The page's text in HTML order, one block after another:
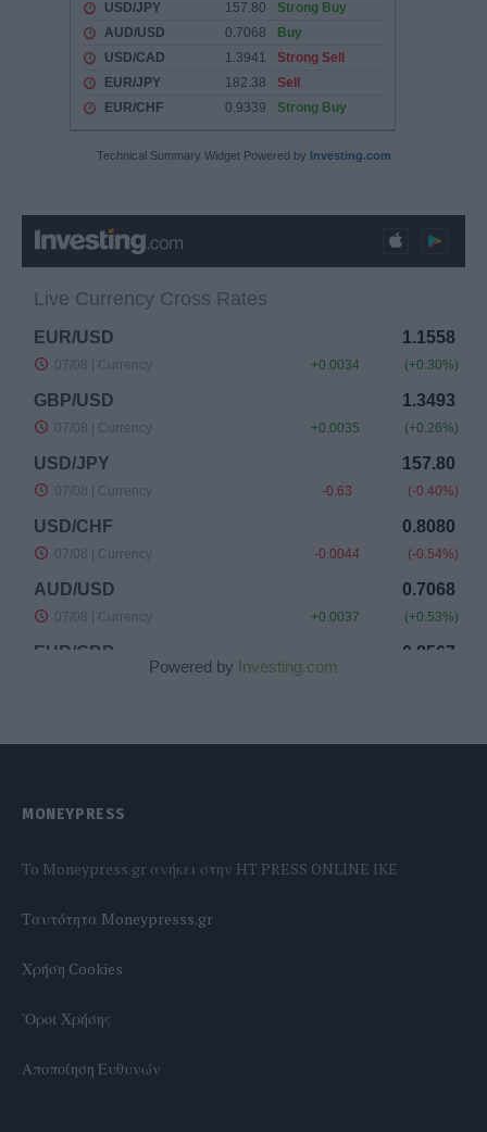
Technical Summary Widget Powered by Investing.com
Powered by Investing.com
MONEYPRESS
To Moneypress.gr ανήκει στην HT PRESS ONLINE IKE
Tαυτότητα Moneypresss.gr
Χρήση Cookies
'Οροι Χρήσης
Αποποίηση Ευθυνών